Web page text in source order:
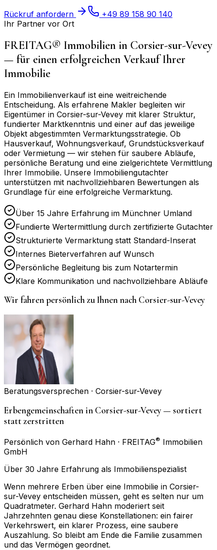
Rückruf anfordern
+49 89 158 90 140
Ihr Partner vor Ort
FREITAG® Immobilien in Corsier-sur-Vevey
— für einen erfolgreichen Verkauf Ihrer
Immobilie
Ein Immobilienverkauf ist eine weitreichende
Entscheidung. Als erfahrene Makler begleiten wir
Eigentümer in Corsier-sur-Vevey mit klarer Struktur,
fundierter Marktkenntnis und einer auf das jeweilige
Objekt abgestimmten Vermarktungsstrategie. Ob
Hausverkauf, Wohnungsverkauf, Grundstücksverkauf
oder Vermietung — wir stehen für saubere Abläufe,
persönliche Beratung und eine zielgerichtete Vermittlung
Ihrer Immobilie. Unsere Immobiliengutachter
unterstützen mit nachvollziehbaren Bewertungen als
Grundlage für eine erfolgreiche Vermarktung.
Über 15 Jahre Erfahrung im Münchner Umland
Fundierte Wertermittlung durch zertifizierte Gutachter
Strukturierte Vermarktung statt Standard-Inserat
Internes Bieterverfahren auf Wunsch
Persönliche Begleitung bis zum Notartermin
Klare Kommunikation und nachvollziehbare Abläufe
Wir fahren persönlich zu Ihnen nach Corsier-sur-Vevey
Beratungsversprechen · Corsier-sur-Vevey
Erbengemeinschaften in Corsier-sur-Vevey — sortiert
statt zerstritten
Persönlich von Gerhard Hahn · FREITAG® Immobilien
GmbH
Über 30 Jahre Erfahrung als Immobilienspezialist
Wenn mehrere Erben über eine Immobilie in Corsier-
sur-Vevey entscheiden müssen, geht es selten nur um
Quadratmeter. Gerhard Hahn moderiert seit
Jahrzehnten genau diese Konstellationen: ein fairer
Verkehrswert, ein klarer Prozess, eine saubere
Auszahlung. So bleibt am Ende die Familie zusammen
und das Vermögen geordnet.